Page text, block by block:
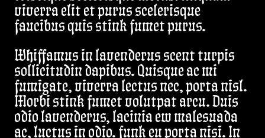
viverra elit et purus scelerisque
faucibus quis stink fumet purus.
Whiffamus in lavenderus scent turpis
sollicitudin dapibus. Quisque ac mi
fumigate, viverra lectus nec, porta nisl.
Morbi stink fumet volutpat arcu. Duis
odio lavenderus, lacinia ew malesuada
ac, luctus in odio. funk eu porta nisi. In